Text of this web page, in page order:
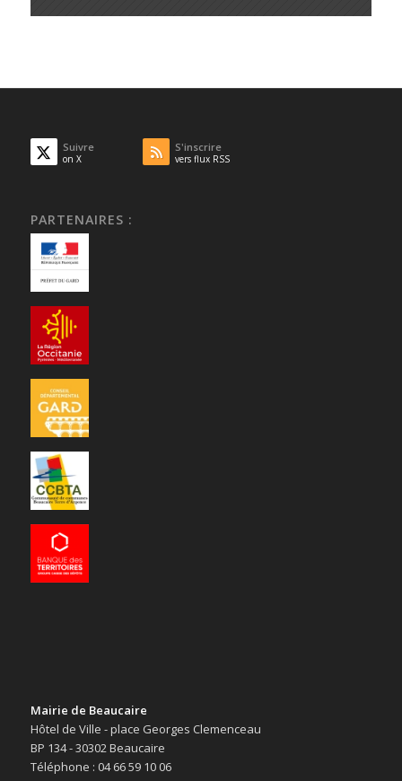
Suivre
on X
S'inscrire
vers flux RSS
PARTENAIRES :
Mairie de Beaucaire
Hôtel de Ville - place Georges Clemenceau
BP 134 - 30302 Beaucaire
Téléphone : 04 66 59 10 06